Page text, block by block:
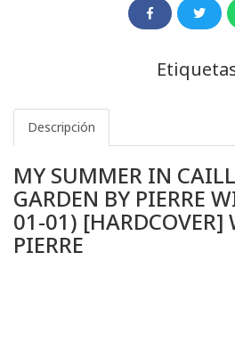
Descripción
MY SUMMER IN
GARDEN BY PIERRE
01-01) [HARDCOVER]
PIERRE